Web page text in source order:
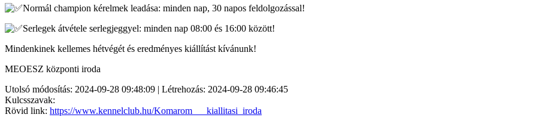
Normál champion kérelmek leadása: minden nap, 30 napos feldolgozással!
Serlegek átvétele serlegjeggyel: minden nap 08:00 és 16:00 között!
Mindenkinek kellemes hétvégét és eredményes kiállítást kívánunk!
MEOESZ központi iroda
Utolsó módosítás: 2024-09-28 09:48:09 | Létrehozás: 2024-09-28 09:46:45
Kulcsszavak:
Rövid link: https://www.kennelclub.hu/Komarom___kiallitasi_iroda